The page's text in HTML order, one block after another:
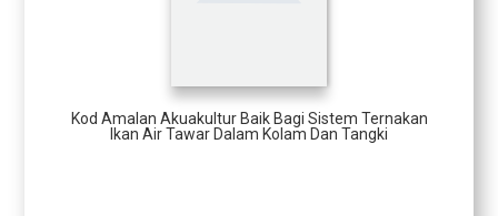
Kod Amalan Akuakultur Baik Bagi Sistem Ternakan
Ikan Air Tawar Dalam Kolam Dan Tangki